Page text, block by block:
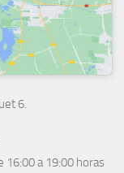
6.
16:00 a 19:00 horas